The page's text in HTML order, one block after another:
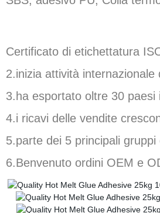
Certificato di etichettatura
2.inizia attività internazionale
3.ha esportato oltre 30
4.i ricavi delle vendite
5.parte dei 5 principali
6.Benvenuto ordini OEM e